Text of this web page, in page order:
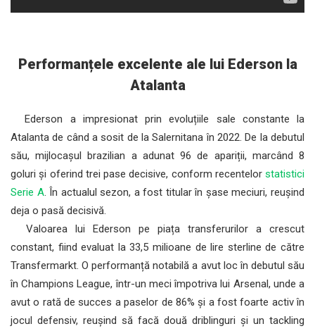
Performanțele excelente ale lui Ederson la
Atalanta
Ederson a impresionat prin evoluțiile sale constante la
Atalanta de când a sosit de la Salernitana în 2022. De la debutul
său, mijlocașul brazilian a adunat 96 de apariții, marcând 8
goluri și oferind trei pase decisive, conform recentelor statistici
Serie A. În actualul sezon, a fost titular în șase meciuri, reușind
deja o pasă decisivă.
Valoarea lui Ederson pe piața transferurilor a crescut
constant, fiind evaluat la 33,5 milioane de lire sterline de către
Transfermarkt. O performanță notabilă a avut loc în debutul său
în Champions League, într-un meci împotriva lui Arsenal, unde a
avut o rată de succes a paselor de 86% și a fost foarte activ în
jocul defensiv, reușind să facă două driblinguri și un tackling